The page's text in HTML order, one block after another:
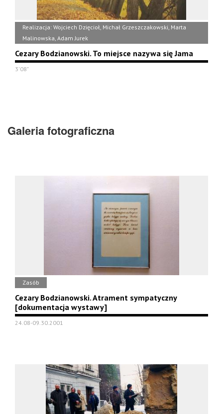
Realizacja: Wojciech Dzięcioł, Michał Grzeszczakowski, Marta
Malinowska, Adam Jurek
Cezary Bodzianowski. To miejsce nazywa się Jama
3'08"
Galeria fotograficzna
Zasób
Cezary Bodzianowski. Atrament sympatyczny
[dokumentacja wystawy]
24.08-09.30.2001